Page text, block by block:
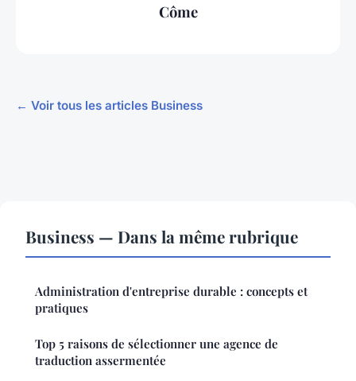
Côme
← Voir tous les articles Business
Business — Dans la même rubrique
Administration d'entreprise durable : concepts et
pratiques
Top 5 raisons de sélectionner une agence de
traduction assermentée